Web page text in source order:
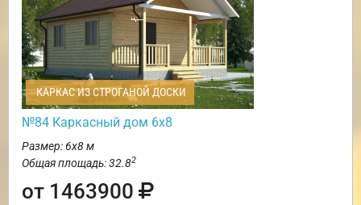
КАРКАС ИЗ СТРОГАНОЙ ДОСКИ
№84 Каркасный дом 6х8
Размер: 6х8 м
Общая площадь: 32.82
от 1463900